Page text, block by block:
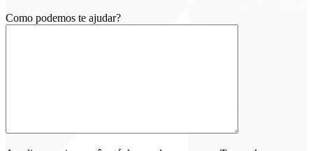
Como podemos te ajudar?